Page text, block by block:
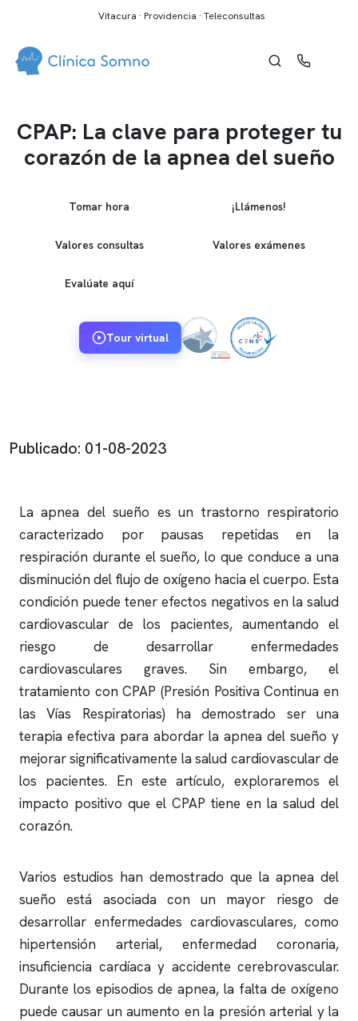
Vitacura · Providencia · Teleconsultas
CPAP: La clave para proteger tu
corazón de la apnea del sueño
Tomar hora ¡Llámenos!
Valores consultas Valores exámenes
Evalúate aquí
Tour virtual
Publicado: 01-08-2023
Laapnea del sueño es un trastorno respiratorio
caracterizado por pausas repetidas en la
respiración durante el sueño, lo que conduce a una
disminución del flujo de oxígeno hacia el cuerpo. Esta
condición puede tener efectos negativos en la salud
cardiovascular de los pacientes, aumentando el
riesgo de desarrollar enfermedades
cardiovasculares graves. Sin embargo, el
tratamiento con CPAP (Presión Positiva Continua en
las Vías Respiratorias) ha demostrado ser una
terapia efectiva para abordar la apnea del sueño y
mejorar significativamente la salud cardiovascular de
los pacientes. En este artículo, exploraremos el
impacto positivo que el CPAP tiene en la salud del
corazón.
Varios estudios han demostrado que la apnea del
sueño está asociada con un mayor riesgo de
desarrollar enfermedades cardiovasculares, como
hipertensión arterial, enfermedad coronaria,
insuficiencia cardíaca y accidente cerebrovascular.
Durante los episodios de apnea, la falta de oxígeno
puede causar un aumento en la presión arterial y la